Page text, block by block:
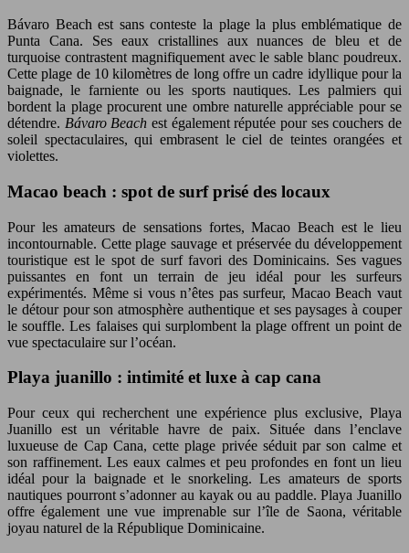
Bávaro Beach est sans conteste la plage la plus emblématique de
Punta Cana. Ses eaux cristallines aux nuances de bleu et de
turquoise contrastent magnifiquement avec le sable blanc poudreux.
Cette plage de 10 kilomètres de long offre un cadre idyllique pour la
baignade, le farniente ou les sports nautiques. Les palmiers qui
bordent la plage procurent une ombre naturelle appréciable pour se
détendre. Bávaro Beachest également réputée pour ses couchers de
soleil spectaculaires, qui embrasent le ciel de teintes orangées et
violettes.
Macao beach : spot de surf prisé des locaux
Pour les amateurs de sensations fortes, Macao Beach est le lieu
incontournable. Cette plage sauvage et préservée du développement
touristique est le spot de surf favori des Dominicains. Ses vagues
puissantes en font un terrain de jeu idéal pour les surfeurs
expérimentés. Même si vous n’êtes pas surfeur, Macao Beach vaut
le détour pour son atmosphère authentique et ses paysages à couper
le souffle. Les falaises qui surplombent la plage offrent un point de
vue spectaculaire sur l’océan.
Playa juanillo : intimité et luxe à cap cana
Pour ceux qui recherchent une expérience plus exclusive, Playa
Juanillo est un véritable havre de paix. Située dans l’enclave
luxueuse de Cap Cana, cette plage privée séduit par son calme et
son raffinement. Les eaux calmes et peu profondes en font un lieu
idéal pour la baignade et le snorkeling. Les amateurs de sports
nautiques pourront s’adonner au kayak ou au paddle. Playa Juanillo
offre également une vue imprenable sur l’île de Saona, véritable
joyau naturel de la République Dominicaine.